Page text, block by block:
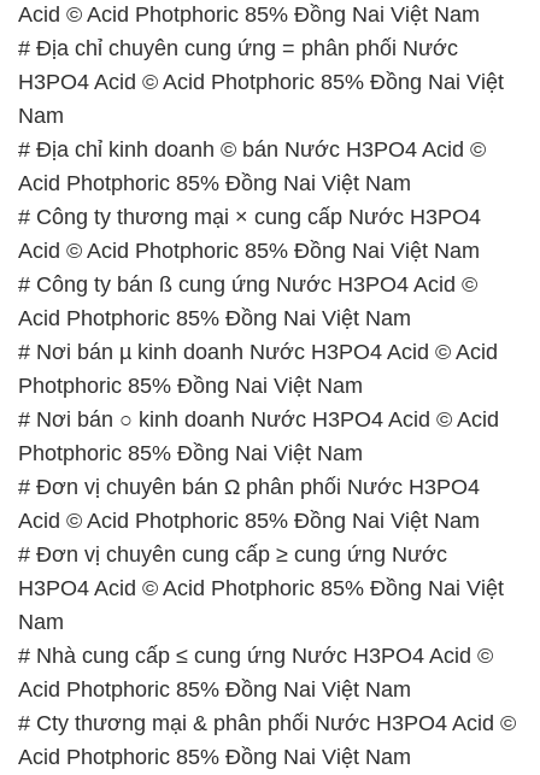
Acid © Acid Photphoric 85% Đồng Nai Việt Nam
# Địa chỉ chuyên cung ứng = phân phối Nước
H3PO4 Acid © Acid Photphoric 85% Đồng Nai Việt
Nam
# Địa chỉ kinh doanh © bán Nước H3PO4 Acid ©
Acid Photphoric 85% Đồng Nai Việt Nam
# Công ty thương mại × cung cấp Nước H3PO4
Acid © Acid Photphoric 85% Đồng Nai Việt Nam
# Công ty bán ß cung ứng Nước H3PO4 Acid ©
Acid Photphoric 85% Đồng Nai Việt Nam
# Nơi bán µ kinh doanh Nước H3PO4 Acid © Acid
Photphoric 85% Đồng Nai Việt Nam
# Nơi bán ○ kinh doanh Nước H3PO4 Acid © Acid
Photphoric 85% Đồng Nai Việt Nam
# Đơn vị chuyên bán Ω phân phối Nước H3PO4
Acid © Acid Photphoric 85% Đồng Nai Việt Nam
# Đơn vị chuyên cung cấp ≥ cung ứng Nước
H3PO4 Acid © Acid Photphoric 85% Đồng Nai Việt
Nam
# Nhà cung cấp ≤ cung ứng Nước H3PO4 Acid ©
Acid Photphoric 85% Đồng Nai Việt Nam
# Cty thương mại & phân phối Nước H3PO4 Acid ©
Acid Photphoric 85% Đồng Nai Việt Nam